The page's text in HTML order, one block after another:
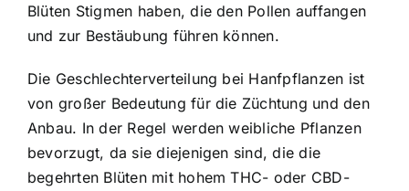
Blüten Stigmen haben, die den Pollen auffangen
und zur Bestäubung führen können.
Die Geschlechterverteilung bei Hanfpflanzen ist
von großer Bedeutung für die Züchtung und den
Anbau. In der Regel werden weibliche Pflanzen
bevorzugt, da sie diejenigen sind, die die
begehrten Blüten mit hohem THC- oder CBD-